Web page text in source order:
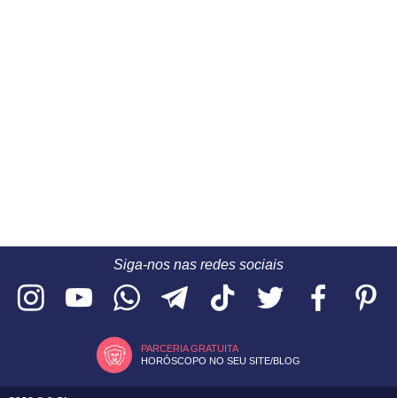
Siga-nos nas redes sociais
PARCERIA GRATUITA
HORÓSCOPO NO SEU SITE/BLOG